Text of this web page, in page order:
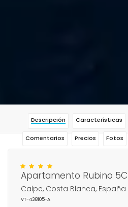
Descripción Características
Comentarios Precios Fotos
Apartamento Rubino 5C
Calpe, Costa Blanca, España
VT-438105-A